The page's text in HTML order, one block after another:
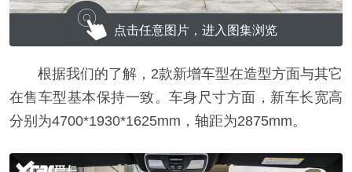
点击任意图片，进入图集浏览
根据我们的了解，2款新增车型在造型方面与其它
在售车型基本保持一致。车身尺寸方面，新车长宽高
分别为4700*1930*1625mm，轴距为2875mm。